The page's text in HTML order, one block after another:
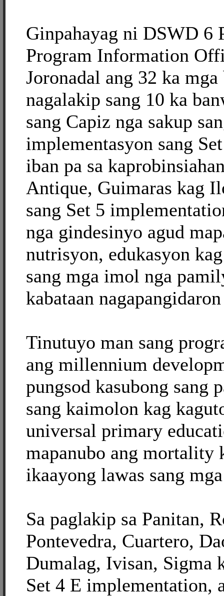
Ginpahayag ni DSWD 6
Program Information
Joronadal ang 32 ka
nagalakip sang 10 ka
sang Capiz nga sakup
implementasyon sang
iban pa sa
Antique, Guimaras kag
sang Set 5
nga gindesinyo agud
nutrisyon, edukasyon
sang mga imol nga
kabataan
Tinutuyo man sang
ang millennium
pungsod kasubong sang
sang kaimolon kag
universal primary
mapanubo ang mortality
ikaayong lawas sang
Sa paglakip sa Panitan,
Pontevedra, Cuartero,
Dumalag, Ivisan, Sigma
Set 4 E implementation,